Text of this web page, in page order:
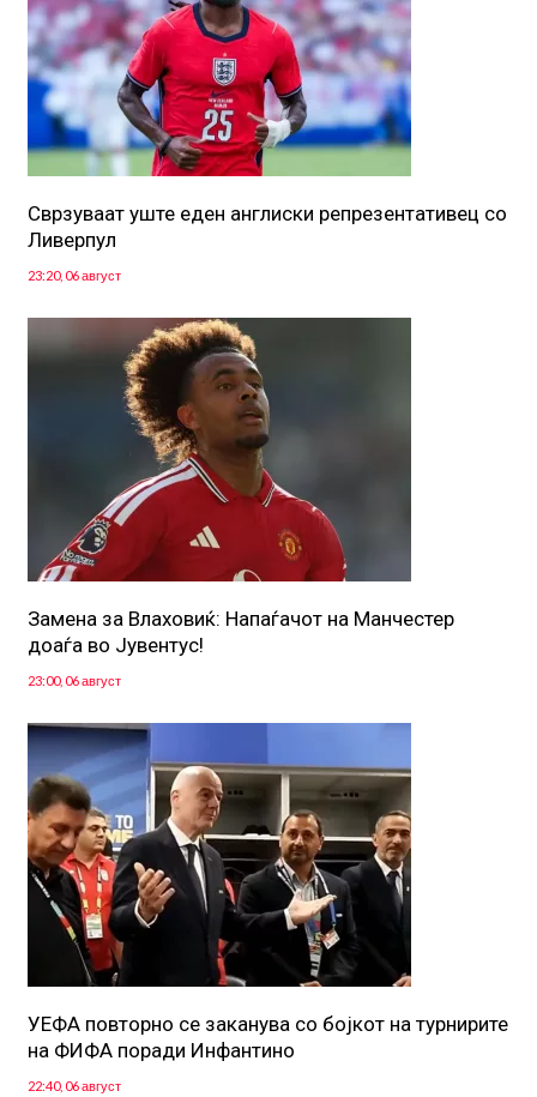
Сврзуваат уште еден англиски репрезентативец со
Ливерпул
23:20, 06 август
Замена за Влаховиќ: Напаѓачот на Манчестер
доаѓа во Јувентус!
23:00, 06 август
УЕФА повторно се заканува со бојкот на турнирите
на ФИФА поради Инфантино
22:40, 06 август